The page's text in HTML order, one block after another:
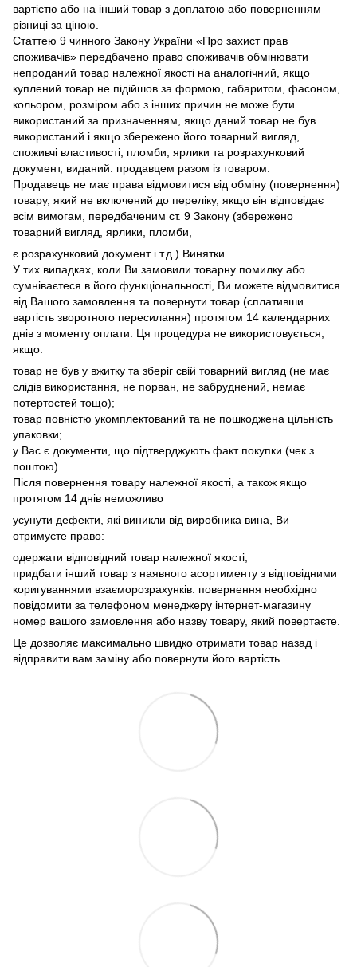
вартістю або на інший товар з доплатою або поверненням
різниці за ціною.
Статтею 9 чинного Закону України «Про захист прав
споживачів» передбачено право споживачів обмінювати
непроданий товар належної якості на аналогічний, якщо
куплений товар не підійшов за формою, габаритом, фасоном,
кольором, розміром або з інших причин не може бути
використаний за призначенням, якщо даний товар не був
використаний і якщо збережено його товарний вигляд,
споживчі властивості, пломби, ярлики та розрахунковий
документ, виданий. продавцем разом із товаром.
Продавець не має права відмовитися від обміну (повернення)
товару, який не включений до переліку, якщо він відповідає
всім вимогам, передбаченим ст. 9 Закону (збережено
товарний вигляд, ярлики, пломби,
є розрахунковий документ і т.д.) Винятки
У тих випадках, коли Ви замовили товарну помилку або
сумніваєтеся в його функціональності, Ви можете відмовитися
від Вашого замовлення та повернути товар (сплативши
вартість зворотного пересилання) протягом 14 календарних
днів з моменту оплати. Ця процедура не використовується,
якщо:
товар не був у вжитку та зберіг свій товарний вигляд (не має
слідів використання, не порван, не забруднений, немає
потертостей тощо);
товар повністю укомплектований та не пошкоджена цільність
упаковки;
у Вас є документи, що підтверджують факт покупки.(чек з
поштою)
Після повернення товару належної якості, а також якщо
протягом 14 днів неможливо
усунути дефекти, які виникли від виробника вина, Ви
отримуєте право:
одержати відповідний товар належної якості;
придбати інший товар з наявного асортименту з відповідними
коригуваннями взаєморозрахунків. повернення необхідно
повідомити за телефоном менеджеру інтернет-магазину
номер вашого замовлення або назву товару, який повертаєте.
Це дозволяє максимально швидко отримати товар назад і
відправити вам заміну або повернути його вартість